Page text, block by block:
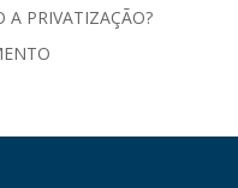
PRIVATIZAÇÃO?